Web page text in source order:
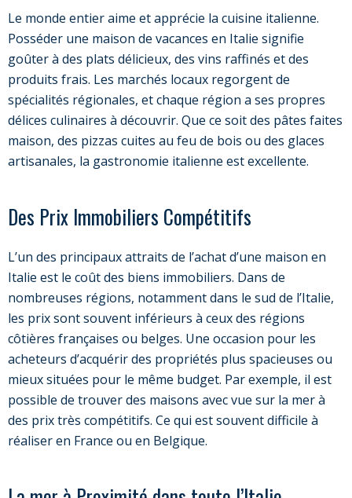
Le monde entier aime et apprécie la cuisine italienne.
Posséder une maison de vacances en Italie signifie
goûter à des plats délicieux, des vins raffinés et des
produits frais. Les marchés locaux regorgent de
spécialités régionales, et chaque région a ses propres
délices culinaires à découvrir. Que ce soit des pâtes faites
maison, des pizzas cuites au feu de bois ou des glaces
artisanales, la gastronomie italienne est excellente.
Des Prix Immobiliers Compétitifs
L’un des principaux attraits de l’achat d’une maison en
Italie est le coût des biens immobiliers. Dans de
nombreuses régions, notamment dans le sud de l’Italie,
les prix sont souvent inférieurs à ceux des régions
côtières françaises ou belges. Une occasion pour les
acheteurs d’acquérir des propriétés plus spacieuses ou
mieux situées pour le même budget. Par exemple, il est
possible de trouver des maisons avec vue sur la mer à
des prix très compétitifs. Ce qui est souvent difficile à
réaliser en France ou en Belgique.